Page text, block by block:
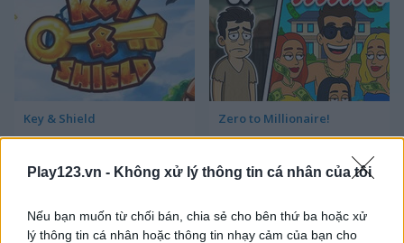
Play123.vn - Không xử lý thông tin cá nhân của tôi
Nếu bạn muốn từ chối bán, chia sẻ cho bên thứ ba hoặc xử
lý thông tin cá nhân hoặc thông tin nhạy cảm của bạn cho
Key & Shield Zero to Millionaire!